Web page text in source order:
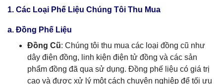
1. Các Loại Phế Liệu Chúng Tôi Thu Mua
a. Đồng Phế Liệu
Đồng Cũ: Chúng tôi thu mua các loại đồng cũ như
dây điện đồng, linh kiện điện tử đồng và các sản
phẩm đồng đã qua sử dụng. Đồng phế liệu có giá trị
cao và được xử lý một cách chuyên nghiệp để tối ưu